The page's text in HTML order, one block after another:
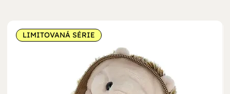
LIMITOVANÁ SÉRIE